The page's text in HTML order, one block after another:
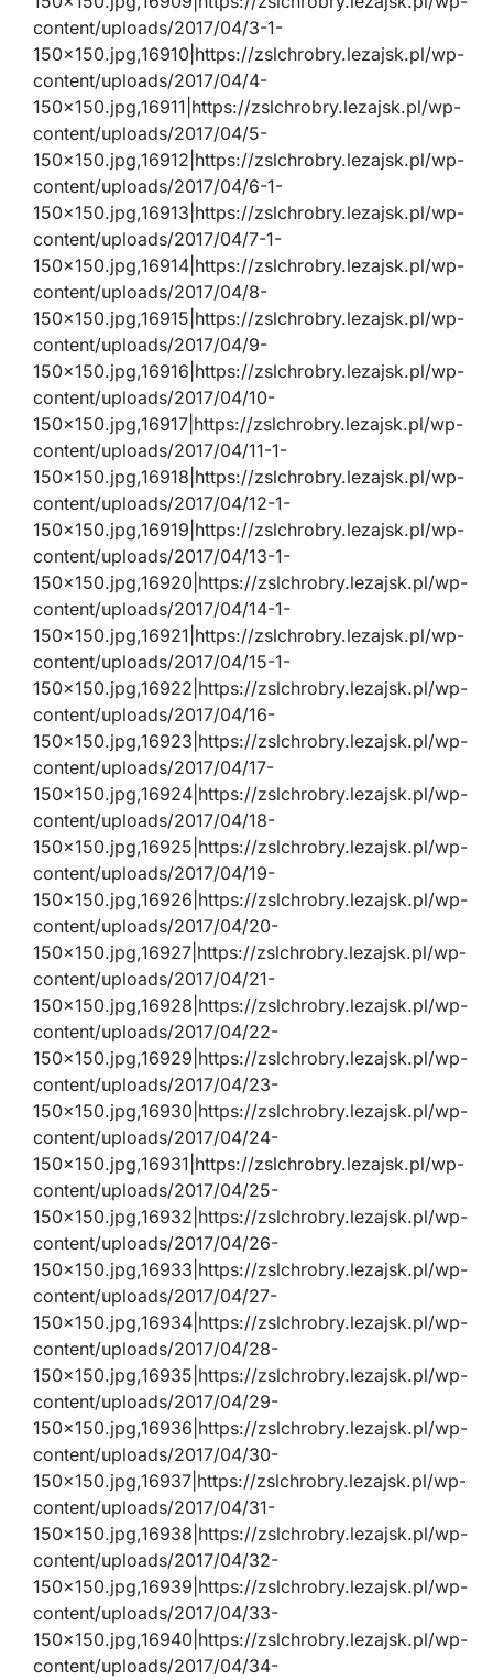
content/uploads/2017/04/3-1-
150×150.jpg,16910|https://zslchrobry.lezajsk.pl/wp-
content/uploads/2017/04/4-
150×150.jpg,16911|https://zslchrobry.lezajsk.pl/wp-
content/uploads/2017/04/5-
150×150.jpg,16912|https://zslchrobry.lezajsk.pl/wp-
content/uploads/2017/04/6-1-
150×150.jpg,16913|https://zslchrobry.lezajsk.pl/wp-
content/uploads/2017/04/7-1-
150×150.jpg,16914|https://zslchrobry.lezajsk.pl/wp-
content/uploads/2017/04/8-
150×150.jpg,16915|https://zslchrobry.lezajsk.pl/wp-
content/uploads/2017/04/9-
150×150.jpg,16916|https://zslchrobry.lezajsk.pl/wp-
content/uploads/2017/04/10-
150×150.jpg,16917|https://zslchrobry.lezajsk.pl/wp-
content/uploads/2017/04/11-1-
150×150.jpg,16918|https://zslchrobry.lezajsk.pl/wp-
content/uploads/2017/04/12-1-
150×150.jpg,16919|https://zslchrobry.lezajsk.pl/wp-
content/uploads/2017/04/13-1-
150×150.jpg,16920|https://zslchrobry.lezajsk.pl/wp-
content/uploads/2017/04/14-1-
150×150.jpg,16921|https://zslchrobry.lezajsk.pl/wp-
content/uploads/2017/04/15-1-
150×150.jpg,16922|https://zslchrobry.lezajsk.pl/wp-
content/uploads/2017/04/16-
150×150.jpg,16923|https://zslchrobry.lezajsk.pl/wp-
content/uploads/2017/04/17-
150×150.jpg,16924|https://zslchrobry.lezajsk.pl/wp-
content/uploads/2017/04/18-
150×150.jpg,16925|https://zslchrobry.lezajsk.pl/wp-
content/uploads/2017/04/19-
150×150.jpg,16926|https://zslchrobry.lezajsk.pl/wp-
content/uploads/2017/04/20-
150×150.jpg,16927|https://zslchrobry.lezajsk.pl/wp-
content/uploads/2017/04/21-
150×150.jpg,16928|https://zslchrobry.lezajsk.pl/wp-
content/uploads/2017/04/22-
150×150.jpg,16929|https://zslchrobry.lezajsk.pl/wp-
content/uploads/2017/04/23-
150×150.jpg,16930|https://zslchrobry.lezajsk.pl/wp-
content/uploads/2017/04/24-
150×150.jpg,16931|https://zslchrobry.lezajsk.pl/wp-
content/uploads/2017/04/25-
150×150.jpg,16932|https://zslchrobry.lezajsk.pl/wp-
content/uploads/2017/04/26-
150×150.jpg,16933|https://zslchrobry.lezajsk.pl/wp-
content/uploads/2017/04/27-
150×150.jpg,16934|https://zslchrobry.lezajsk.pl/wp-
content/uploads/2017/04/28-
150×150.jpg,16935|https://zslchrobry.lezajsk.pl/wp-
content/uploads/2017/04/29-
150×150.jpg,16936|https://zslchrobry.lezajsk.pl/wp-
content/uploads/2017/04/30-
150×150.jpg,16937|https://zslchrobry.lezajsk.pl/wp-
content/uploads/2017/04/31-
150×150.jpg,16938|https://zslchrobry.lezajsk.pl/wp-
content/uploads/2017/04/32-
150×150.jpg,16939|https://zslchrobry.lezajsk.pl/wp-
content/uploads/2017/04/33-
150×150.jpg,16940|https://zslchrobry.lezajsk.pl/wp-
content/uploads/2017/04/34-